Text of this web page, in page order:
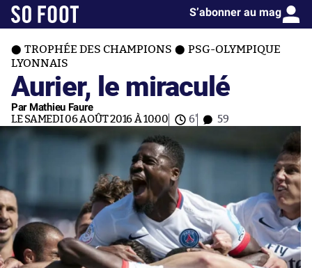
S’abonner au mag
TROPHÉE DES CHAMPIONS
PSG-OLYMPIQUE
LYONNAIS
Aurier, le miraculé
Par Mathieu Faure
LE SAMEDI 06 AOÛT 2016 À 10:00 6' 59